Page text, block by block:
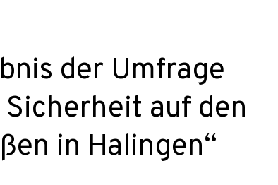
der Umfrage
Sicherheit auf den
in Halingen“